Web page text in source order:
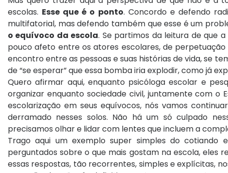
escolas. Esse que é o ponto. Concordo e defendo
multifatorial, mas defendo também que esse é um
o equívoco da escola. Se partimos da leitura de que
pouco afeto entre os atores escolares, de
encontro entre as pessoas e suas histórias de vida, se
de “se esperar” que essa bomba iria explodir, como já
Quero afirmar aqui, enquanto psicóloga escolar e
organizar enquanto sociedade civil, juntamente com
escolarização em seus equívocos, nós vamos
derramado nesses solos. Não há um só culpado
precisamos olhar e lidar com lentes que incluem a
Trago aqui um exemplo super simples do cotiando
perguntados sobre o que mais gostam na escola, eles
essas respostas, tão recorrentes, simples e explícitas,